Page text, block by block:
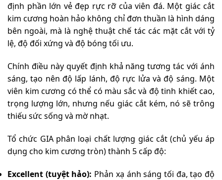
định phần lớn vẻ đẹp rực rỡ của viên đá. Một giác cắt
kim cương hoàn hảo không chỉ đơn thuần là hình dáng
bên ngoài, mà là nghệ thuật chế tác các mặt cắt với tỷ
lệ, độ đối xứng và độ bóng tối ưu.
Chính điều này quyết định khả năng tương tác với ánh
sáng, tạo nên độ lấp lánh, độ rực lửa và độ sáng. Một
viên kim cương có thể có màu sắc và độ tinh khiết cao,
trọng lượng lớn, nhưng nếu giác cắt kém, nó sẽ trông
thiếu sức sống và mờ nhạt.
Tổ chức GIA phân loại chất lượng giác cắt (chủ yếu áp
dụng cho kim cương tròn) thành 5 cấp độ:
Excellent (tuyệt hảo): Phản xạ ánh sáng tối đa, tạo độ